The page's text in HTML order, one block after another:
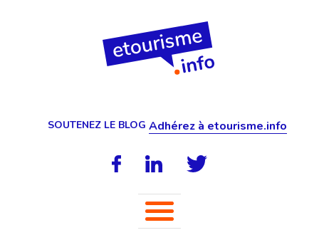
SOUTENEZ LE BLOG Adhérez à etourisme.info